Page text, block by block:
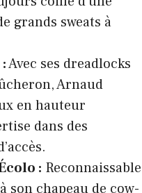
grands sweats à
Avec ses dreadlocks
Arnaud
en hauteur
dans des
: Reconnaissable
son chapeau de cow-